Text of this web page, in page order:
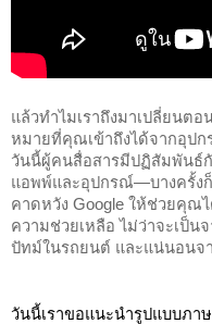
แล้วทำไมเราถึงมาเปลี่ยนต
หมายที่คุณเข้าถึงได้จากอุป
วันนี้ผู้คนสื่อสารมีปฏิสัมพันธ์
แอพพ์และอุปกรณ์—บางครั้ง
คาดหวัง Google ให้ช่วยคุณ
ความช่วยเหลือ ไม่ว่าจะเป็
ปัทม์ในรถยนต์ และแน่นอนจ
วันนี้เราขอแนะนำรูปแบบภา